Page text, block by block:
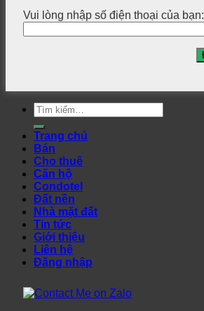
Vui lòng nhập số điện thoại của bạn:
Tìm
kiếm:
Trang chủ
Bán
Cho thuê
Căn hộ
Condotel
Đất nền
Nhà mặt đất
Tin tức
Giới thiệu
Liên hệ
Đăng nhập